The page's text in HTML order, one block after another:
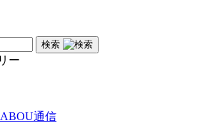
検索
ー
通信